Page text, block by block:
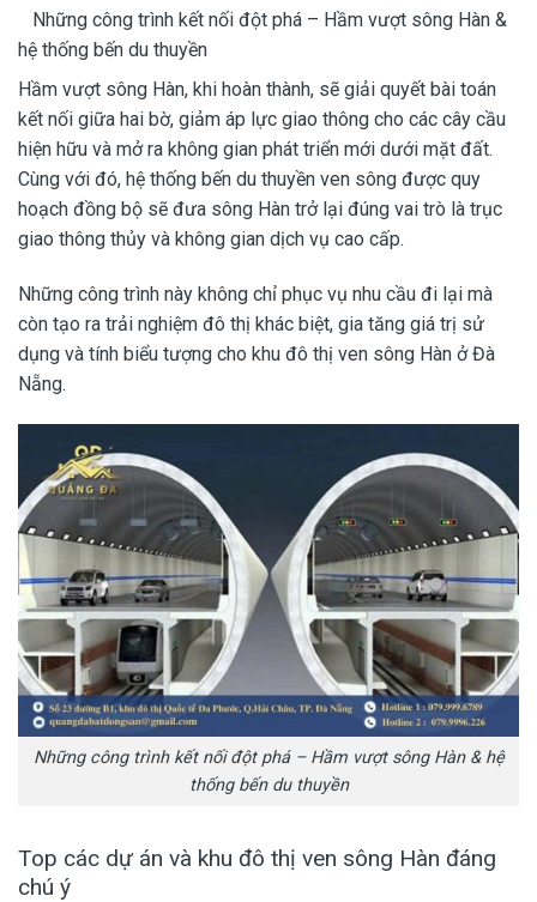
Những công trình kết nối đột phá – Hầm vượt sông Hàn &
hệ thống bến du thuyền
Hầm vượt sông Hàn, khi hoàn thành, sẽ giải quyết bài toán
kết nối giữa hai bờ, giảm áp lực giao thông cho các cây cầu
hiện hữu và mở ra không gian phát triển mới dưới mặt đất.
Cùng với đó, hệ thống bến du thuyền ven sông được quy
hoạch đồng bộ sẽ đưa sông Hàn trở lại đúng vai trò là trục
giao thông thủy và không gian dịch vụ cao cấp.
Những công trình này không chỉ phục vụ nhu cầu đi lại mà
còn tạo ra trải nghiệm đô thị khác biệt, gia tăng giá trị sử
dụng và tính biểu tượng cho khu đô thị ven sông Hàn ở Đà
Nẵng.
Những công trình kết nối đột phá – Hầm vượt sông Hàn & hệ
thống bến du thuyền
Top các dự án và khu đô thị ven sông Hàn đáng
chú ý